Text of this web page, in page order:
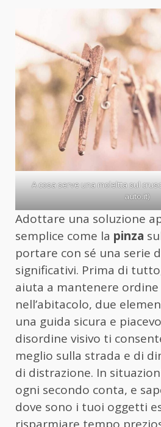
A cosa serve una moleltta sul
auto.it)
Adottare una soluzione
semplice come la pinza
portare con sé una serie
significativi. Prima di
aiuta a mantenere ordine
nell’abitacolo, due
una guida sicura e
disordine visivo ti
meglio sulla strada e di
di distrazione. In
ogni secondo conta, e
dove sono i tuoi oggetti
risparmiare tempo